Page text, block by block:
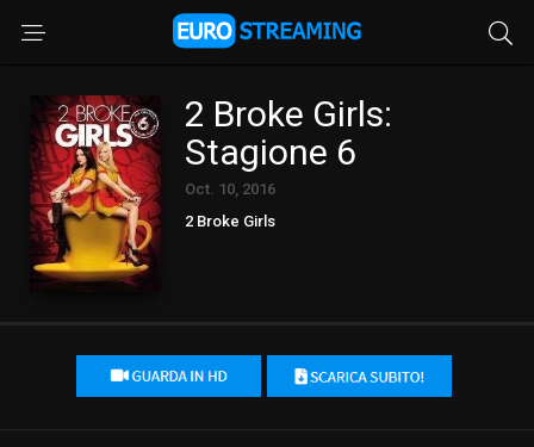
2 Broke Girls:
Stagione 6
Oct. 10, 2016
2 Broke Girls